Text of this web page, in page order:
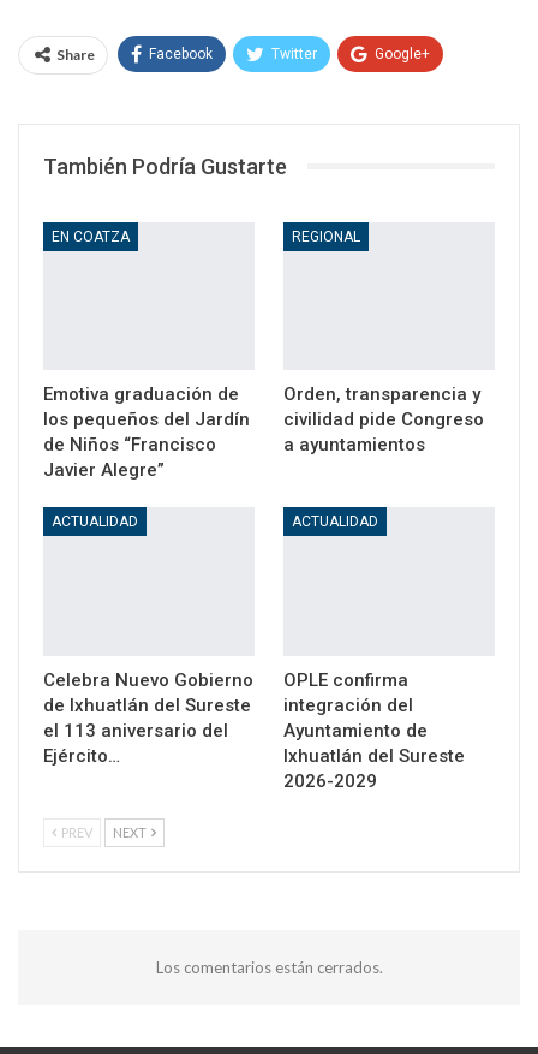
Share Facebook Twitter Google+
También Podría Gustarte
EN COATZA
Emotiva graduación de
los pequeños del Jardín
de Niños “Francisco
Javier Alegre”
REGIONAL
Orden, transparencia y
civilidad pide Congreso
a ayuntamientos
ACTUALIDAD
Celebra Nuevo Gobierno
de Ixhuatlán del Sureste
el 113 aniversario del
Ejército…
ACTUALIDAD
OPLE confirma
integración del
Ayuntamiento de
Ixhuatlán del Sureste
2026-2029
PREV NEXT
Los comentarios están cerrados.